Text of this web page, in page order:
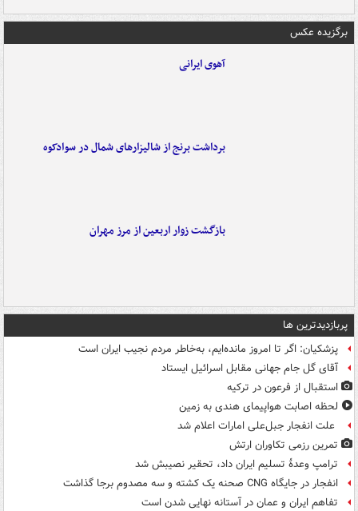
برگزیده عکس
آهوی ایرانی
برداشت برنج از شالیزارهای شمال در سوادکوه
بازگشت زوار اربعین از مرز مهران
پربازدیدترین ها
پزشکیان: اگر تا امروز مانده‌ایم، به‌خاطر مردم نجیب ایران است
آقای گل جام جهانی مقابل اسرائیل ایستاد
استقبال از فرعون در ترکیه
لحظه اصابت هواپیمای هندی به زمین
علت انفجار جبل‌علی امارات اعلام شد
تمرین رزمی تکاوران ارتش
ترامپ وعدۀ تسلیم ایران داد، تحقیر نصیبش شد
انفجار در جایگاه CNG صحنه یک کشته و سه مصدوم برجا گذاشت
تفاهم ایران و عمان در آستانه نهایی شدن است